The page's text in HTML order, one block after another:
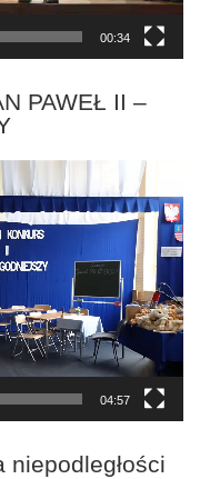
00:34
PAWEŁ II –
04:57